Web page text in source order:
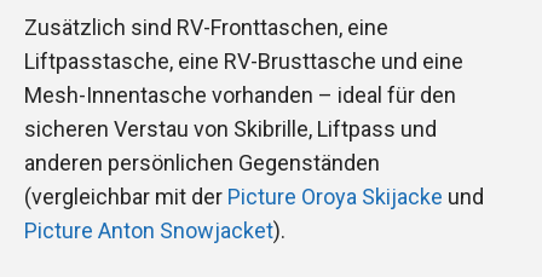
Zusätzlich sind RV-Fronttaschen, eine
Liftpasstasche, eine RV-Brusttasche und eine
Mesh-Innentasche vorhanden – ideal für den
sicheren Verstau von Skibrille, Liftpass und
anderen persönlichen Gegenständen
(vergleichbar mit der Picture Oroya Skijacke und
Picture Anton Snowjacket).